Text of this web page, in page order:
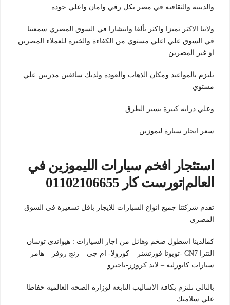
والدينية والثقافيه في مصر بكل رقي وامان واعلي جوده .
ولاننا الاكثر تميزا واكثر تألقا وانتشارا في السوق المصري سمعتنا
في السوق علي اعلي مستوي من الكفاءة والخبرة للعملاء المصرين
او غير المصرين .
نلتزم بالمواعيد ومكان الذهاب والعودة ولديك سائقين مدربين علي
مستوي
وعلي درايه كبيرة بسير الطرق .
سعر ايجار سيارة ليموزين
استئجار افخم سيارات الليموزين في
العالم|تورست كار 01102106655
تقدم شركتنا جميع انواع السيارات للايجار باقل تسعيرة في السوق
المصري
كمالدينا اسطول ضخم وهائل من اجار السيارات : هيواندي توسان –
النترا CN7 -تويوتا فورتشنر – كورولا- ام جي – رنج روفر – هامر –
سيارات كابورليه – لاند كروزر-باجيرو
بالتالي نلتزم بكافة الاساليب التابعه لوزارة الصحه العالمية حفاظا
علي سلامتك .